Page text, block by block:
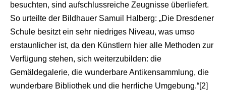
besuchten, sind aufschlussreiche Zeugnisse überliefert.
So urteilte der Bildhauer Samuil Halberg: „Die Dresdener
Schule besitzt ein sehr niedriges Niveau, was umso
erstaunlicher ist, da den Künstlern hier alle Methoden zur
Verfügung stehen, sich weiterzubilden: die
Gemäldegalerie, die wunderbare Antikensammlung, die
wunderbare Bibliothek und die herrliche Umgebung.“[2]